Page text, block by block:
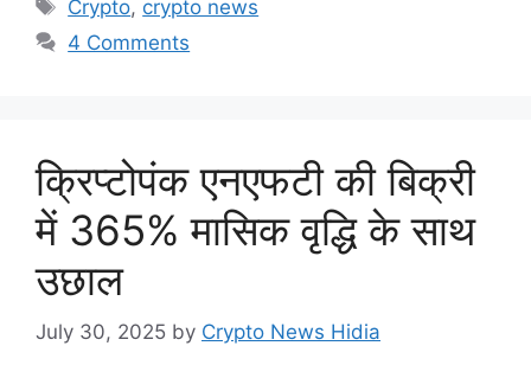
Crypto, crypto news
4 Comments
क्रिप्टोपंक एनएफटी की बिक्री
में 365% मासिक वृद्धि के साथ
उछाल
July 30, 2025 by Crypto News Hidia